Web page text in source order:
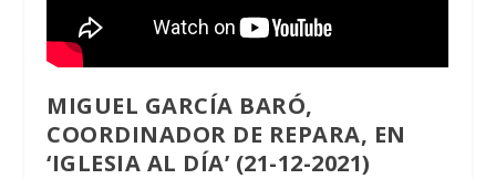
MIGUEL GARCÍA BARÓ,
COORDINADOR DE REPARA, EN
‘IGLESIA AL DÍA’ (21-12-2021)